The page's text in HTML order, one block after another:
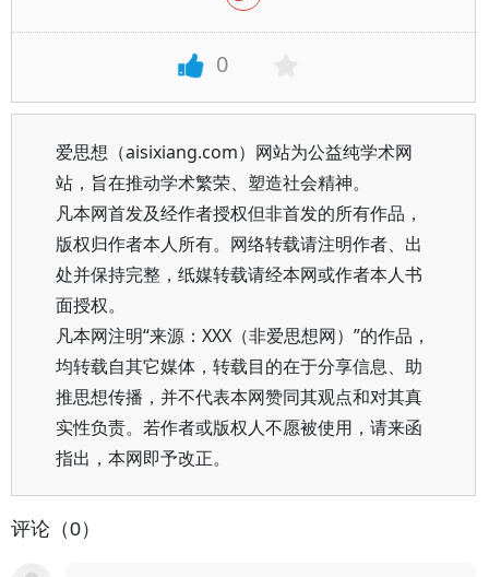
0
爱思想（aisixiang.com）网站为公益纯学术网
站，旨在推动学术繁荣、塑造社会精神。
凡本网首发及经作者授权但非首发的所有作品，
版权归作者本人所有。网络转载请注明作者、出
处并保持完整，纸媒转载请经本网或作者本人书
面授权。
凡本网注明“来源：XXX（非爱思想网）”的作品，
均转载自其它媒体，转载目的在于分享信息、助
推思想传播，并不代表本网赞同其观点和对其真
实性负责。若作者或版权人不愿被使用，请来函
指出，本网即予改正。
评论（0）